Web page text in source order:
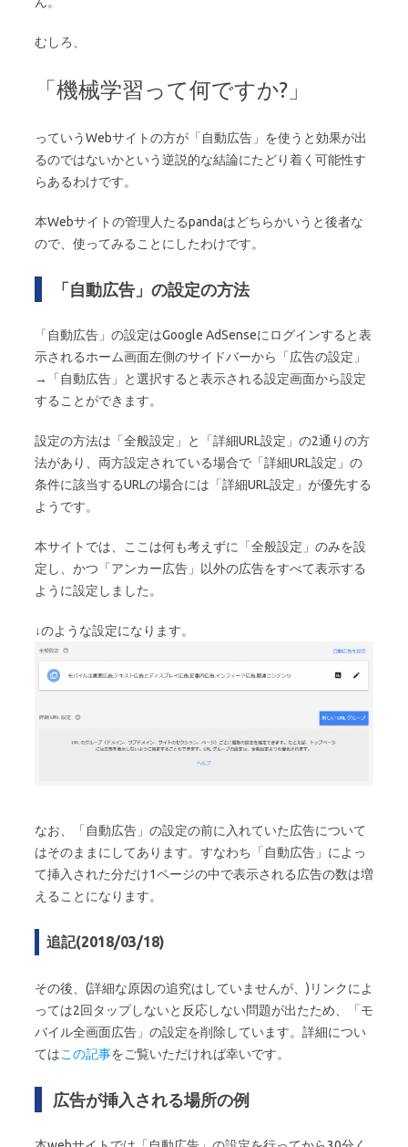
むしろ、
「機械学習って何ですか?」
っていうWebサイトの方が「自動広告」を使うと効果が出
るのではないかという逆説的な結論にたどり着く可能性す
らあるわけです。
本Webサイトの管理人たるpandaはどちらかいうと後者な
ので、使ってみることにしたわけです。
「自動広告」の設定の方法
「自動広告」の設定はGoogle AdSenseにログインすると表
示されるホーム画面左側のサイドバーから「広告の設定」
→「自動広告」と選択すると表示される設定画面から設定
することができます。
設定の方法は「全般設定」と「詳細URL設定」の2通りの方
法があり、両方設定されている場合で「詳細URL設定」の
条件に該当するURLの場合には「詳細URL設定」が優先する
ようです。
本サイトでは、ここは何も考えずに「全般設定」のみを設
定し、かつ「アンカー広告」以外の広告をすべて表示する
ように設定しました。
↓のような設定になります。
なお、「自動広告」の設定の前に入れていた広告について
はそのままにしてあります。すなわち「自動広告」によっ
て挿入された分だけ1ページの中で表示される広告の数は増
えることになります。
追記(2018/03/18)
その後、(詳細な原因の追究はしていませんが、)リンクによ
っては2回タップしないと反応しない問題が出たため、「モ
バイル全画面広告」の設定を削除しています。詳細につい
てはこの記事をご覧いただければ幸いです。
広告が挿入される場所の例